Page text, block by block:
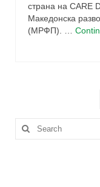
страна на CARE
Македонска
(МРФП). …
Search
for: